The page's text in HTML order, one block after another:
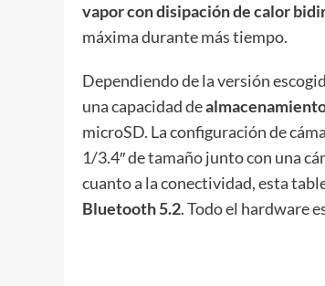
vapor con disipación de calor
máxima durante más tiempo.
Dependiendo de la versión
una capacidad de
microSD. La configuración de
1/3.4″ de tamaño junto con una
cuanto a la conectividad, esta
Bluetooth 5.2. Todo el hardware